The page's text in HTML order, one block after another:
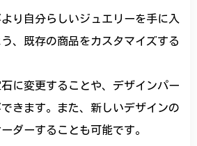
り自分らしいジュエリーを手に入
、既存の商品をカスタマイズする
に変更することや、デザインパー
きます。また、新しいデザインの
ダーすることも可能です。